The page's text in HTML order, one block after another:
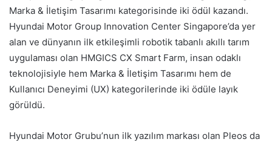
Marka & İletişim Tasarımı kategorisinde iki ödül kazandı.
Hyundai Motor Group Innovation Center Singapore’da yer
alan ve dünyanın ilk etkileşimli robotik tabanlı akıllı tarım
uygulaması olan HMGICS CX Smart Farm, insan odaklı
teknolojisiyle hem Marka & İletişim Tasarımı hem de
Kullanıcı Deneyimi (UX) kategorilerinde iki ödüle layık
görüldü.
Hyundai Motor Grubu’nun ilk yazılım markası olan Pleos da